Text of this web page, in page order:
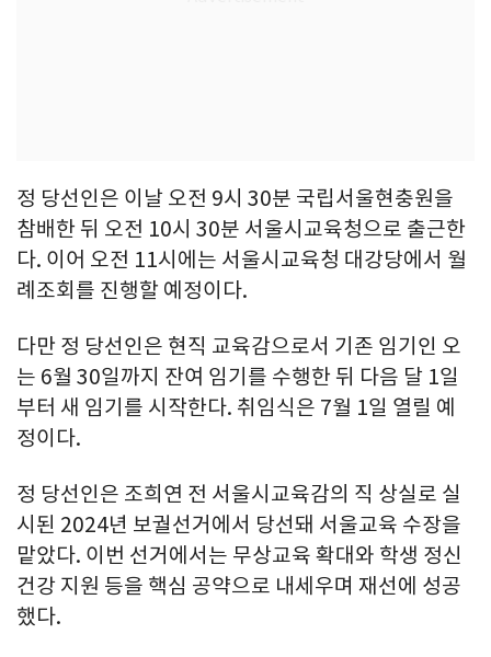
정 당선인은 이날 오전 9시 30분 국립서울현충원을
참배한 뒤 오전 10시 30분 서울시교육청으로 출근한
다. 이어 오전 11시에는 서울시교육청 대강당에서 월
례조회를 진행할 예정이다.
다만 정 당선인은 현직 교육감으로서 기존 임기인 오
는 6월 30일까지 잔여 임기를 수행한 뒤 다음 달 1일
부터 새 임기를 시작한다. 취임식은 7월 1일 열릴 예
정이다.
정 당선인은 조희연 전 서울시교육감의 직 상실로 실
시된 2024년 보궐선거에서 당선돼 서울교육 수장을
맡았다. 이번 선거에서는 무상교육 확대와 학생 정신
건강 지원 등을 핵심 공약으로 내세우며 재선에 성공
했다.